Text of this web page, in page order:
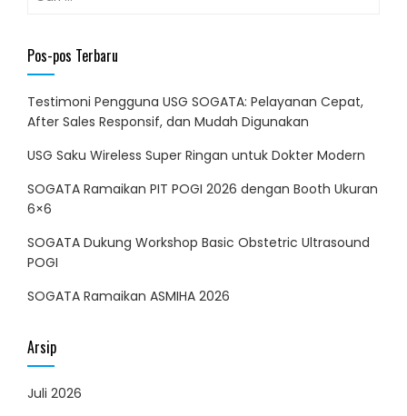
untuk:
Pos-pos Terbaru
Testimoni Pengguna USG SOGATA: Pelayanan Cepat,
After Sales Responsif, dan Mudah Digunakan
USG Saku Wireless Super Ringan untuk Dokter Modern
SOGATA Ramaikan PIT POGI 2026 dengan Booth Ukuran
6×6
SOGATA Dukung Workshop Basic Obstetric Ultrasound
POGI
SOGATA Ramaikan ASMIHA 2026
Arsip
Juli 2026